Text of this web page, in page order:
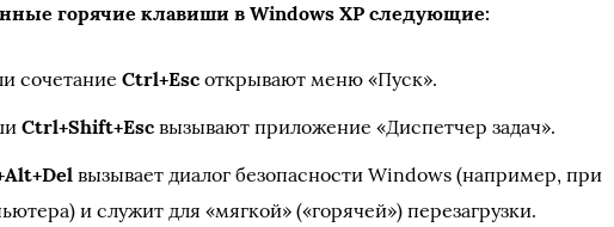
горячие клавиши в Windows XP следующие:
сочетаниеCtrl+Esc открывают меню «Пуск».
Ctrl+Shift+Esc вызывают приложение «Диспетчер задач».
вызывает диалог безопасности Windows (например, при
и служит для «мягкой» («горячей») перезагрузки.